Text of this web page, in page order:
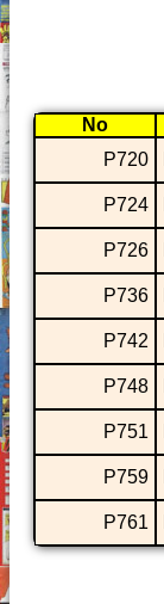
No
P720
P724
P726
P736
P742
P748
P751
P759
P761